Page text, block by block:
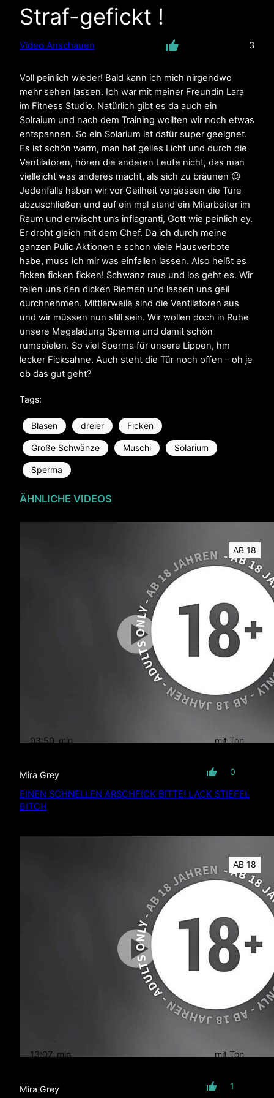
Straf-gefickt !
Video Anschauen 3
Voll peinlich wieder! Bald kann ich mich nirgendwo
mehr sehen lassen. Ich war mit meiner Freundin Lara
im Fitness Studio. Natürlich gibt es da auch ein
Solraium und nach dem Training wollten wir noch etwas
entspannen. So ein Solarium ist dafür super geeignet.
Es ist schön warm, man hat geiles Licht und durch die
Ventilatoren, hören die anderen Leute nicht, das man
vielleicht was anderes macht, als sich zu bräunen 😉
Jedenfalls haben wir vor Geilheit vergessen die Türe
abzuschließen und auf ein mal stand ein Mitarbeiter im
Raum und erwischt uns inflagranti, Gott wie peinlich ey.
Er droht gleich mit dem Chef. Da ich durch meine
ganzen Pulic Aktionen e schon viele Hausverbote
habe, muss ich mir was einfallen lassen. Also heißt es
ficken ficken ficken! Schwanz raus und los geht es. Wir
teilen uns den dicken Riemen und lassen uns geil
durchnehmen. Mittlerweile sind die Ventilatoren aus
und wir müssen nun still sein. Wir wollen doch in Ruhe
unsere Megaladung Sperma und damit schön
rumspielen. So viel Sperma für unsere Lippen, hm
lecker Ficksahne. Auch steht die Tür noch offen – oh je
ob das gut geht?
Tags:
Blasen dreier Ficken
Große Schwänze Muschi Solarium
Sperma
ÄHNLICHE VIDEOS
AB 18
03:50 min mit Ton
Mira Grey 0
EINEN SCHNELLEN ARSCHFICK BITTE! LACK STIEFEL
BITCH
AB 18
13:07 min mit Ton
Mira Grey 1